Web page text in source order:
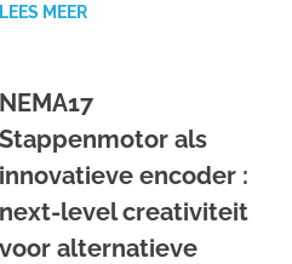
LEES MEER
NEMA17
Stappenmotor als
innovatieve encoder :
next-level creativiteit
voor alternatieve